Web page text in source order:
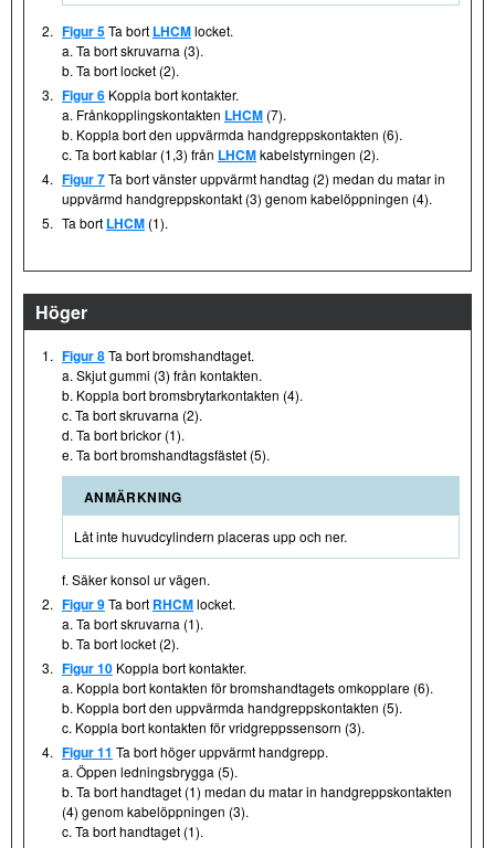
2. Figur 5Ta bort LHCMlocket.
a. Ta bort skruvarna (3).
b. Ta bort locket (2).
3. Figur 6 Koppla bort kontakter.
a. Frånkopplingskontakten LHCM (7).
b. Koppla bort den uppvärmda handgreppskontakten (6).
c. Ta bort kablar (1,3) från LHCMkabelstyrningen (2).
4. Figur 7Ta bort vänster uppvärmt handtag (2) medan du matar in
uppvärmd handgreppskontakt (3) genom kabelöppningen (4).
5. Ta bort LHCM (1).
Höger
1. Figur 8Ta bort bromshandtaget.
a. Skjut gummi (3) från kontakten.
b. Koppla bort bromsbrytarkontakten (4).
c. Ta bort skruvarna (2).
d. Ta bort brickor (1).
e. Ta bort bromshandtagsfästet (5).
ANMÄRKNING
Låt inte huvudcylindern placeras upp och ner.
f. Säker konsol ur vägen.
2. Figur 9Ta bort RHCMlocket.
a. Ta bort skruvarna (1).
b. Ta bort locket (2).
3. Figur 10 Koppla bort kontakter.
a. Koppla bort kontakten för bromshandtagets omkopplare (6).
b. Koppla bort den uppvärmda handgreppskontakten (5).
c. Koppla bort kontakten för vridgreppssensorn (3).
4. Figur 11 Ta bort höger uppvärmt handgrepp.
a. Öppen ledningsbrygga (5).
b. Ta bort handtaget (1) medan du matar in handgreppskontakten
(4) genom kabelöppningen (3).
c. Ta bort handtaget (1).